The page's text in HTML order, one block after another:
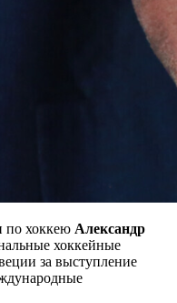
по хоккею Александр
хоккейные
за выступление